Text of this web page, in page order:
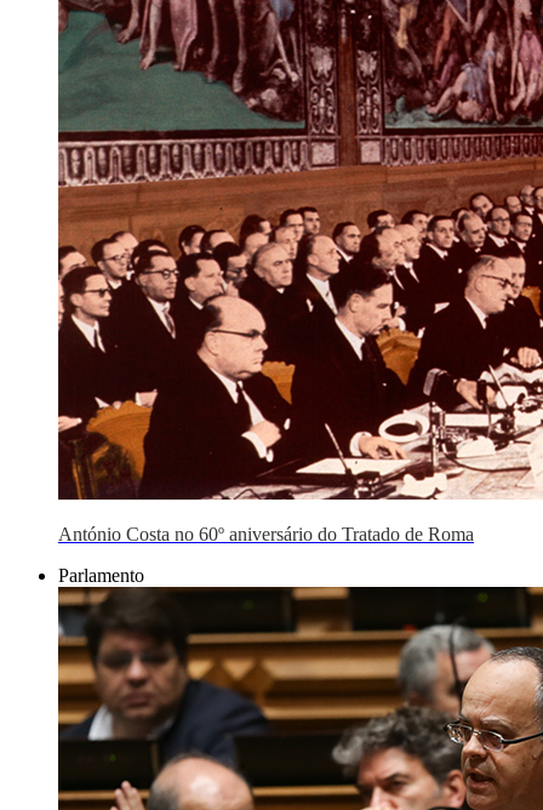
António Costa no 60º aniversário do Tratado de Roma
Parlamento